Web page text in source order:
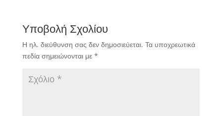
Υποβολή Σχολίου
Η ηλ. διεύθυνση σας δεν δημοσιεύεται. Τα υποχρεωτικά
πεδία σημειώνονται με *